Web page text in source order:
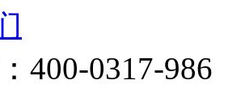
400-0317-